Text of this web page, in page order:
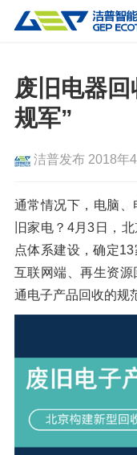
解决方案
服务支持
新闻资讯
走进洁普
废旧电器
规军”
洁普发布 2018年
通常情况下，电脑
旧家电？4月3日，
点体系建设，确定
互联网端、再生资
通电子产品回收的规